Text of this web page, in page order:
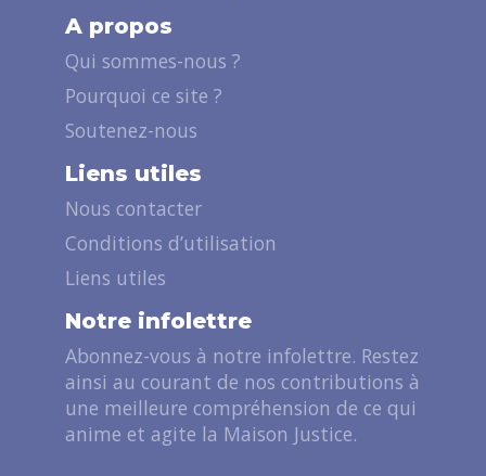
A propos
Qui sommes-nous ?
Pourquoi ce site ?
Soutenez-nous
Liens utiles
Nous contacter
Conditions d’utilisation
Liens utiles
Notre infolettre
Abonnez-vous à notre infolettre. Restez
ainsi au courant de nos contributions à
une meilleure compréhension de ce qui
anime et agite la Maison Justice.